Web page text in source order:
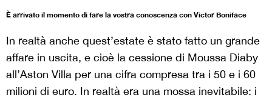
È arrivato il momento di fare la vostra conoscenza con Victor Boniface
In realtà anche quest’estate è stato fatto un grande
affare in uscita, e cioè la cessione di Moussa Diaby
all’Aston Villa per una cifra compresa tra i 50 e i 60
milioni di euro. In realtà era una mossa inevitabile: i